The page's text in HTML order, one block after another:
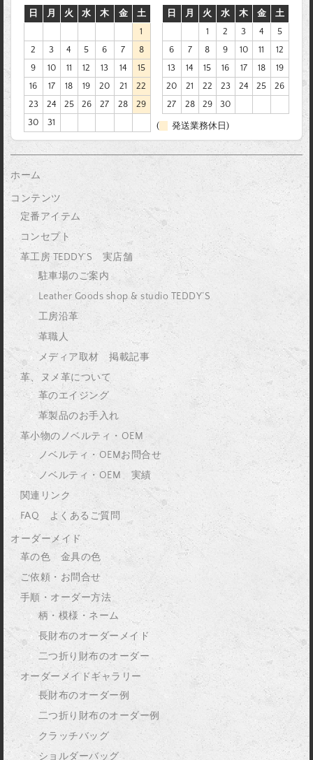
日
月 火 水 木 金
土
1
2
3 4 5 6 7
8
9
10 11 12 13 14
15
16
17 18 19 20 21
22
23
24 25 26 27 28
29
30
31
日
月 火 水 木 金
土
1
2 3 4
5
6
7 8 9 10 11
12
13
14 15 16 17 18
19
20
21 22 23 24 25
26
27
28 29 30
( 発送業務休日)
ホーム
コンテンツ
定番アイテム
コンセプト
革工房 TEDDY’S 実店舗
駐車場のご案内
Leather Goods shop & studio TEDDY’S
工房沿革
革職人
メディア取材 掲載記事
革、ヌメ革について
革のエイジング
革製品のお手入れ
革小物のノベルティ・OEM
ノベルティ・OEMお問合せ
ノベルティ・OEM 実績
関連リンク
FAQ よくあるご質問
オーダーメイド
革の色 金具の色
ご依頼・お問合せ
手順・オーダー方法
柄・模様・ネーム
長財布のオーダーメイド
二つ折り財布のオーダー
オーダーメイドギャラリー
長財布のオーダー例
二つ折り財布のオーダー例
クラッチバッグ
ショルダーバッグ